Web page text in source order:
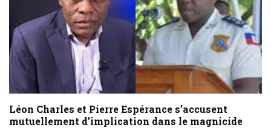
Léon Charles et Pierre Espérance s’accusent
mutuellement d’implication dans le magnicide